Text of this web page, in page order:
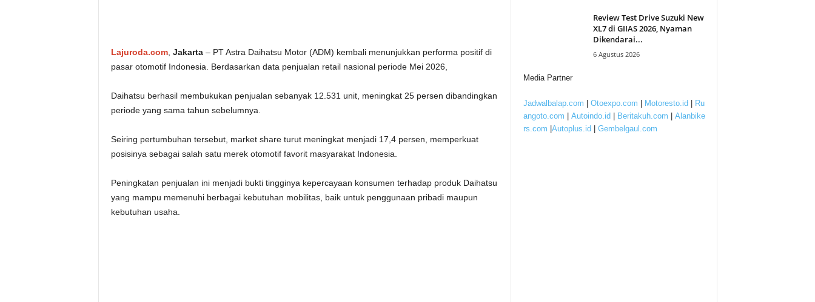
Lajuroda.com, Jakarta– PT Astra Daihatsu Motor (ADM) kembali menunjukkan performa positif di
pasar otomotif Indonesia. Berdasarkan data penjualan retail nasional periode Mei 2026,
Daihatsu berhasil membukukan penjualan sebanyak 12.531 unit, meningkat 25 persen dibandingkan
periode yang sama tahun sebelumnya.
Seiring pertumbuhan tersebut, market share turut meningkat menjadi 17,4 persen, memperkuat
posisinya sebagai salah satu merek otomotif favorit masyarakat Indonesia.
Peningkatan penjualan ini menjadi bukti tingginya kepercayaan konsumen terhadap produk Daihatsu
yang mampu memenuhi berbagai kebutuhan mobilitas, baik untuk penggunaan pribadi maupun
kebutuhan usaha.
Review Test Drive Suzuki New
XL7 di GIIAS 2026, Nyaman
Dikendarai...
6 Agustus 2026
Media Partner
Jadwalbalap.com Otoexpo.com Motoresto.id
Ru
angoto.com
Autoindo.id Beritakuh.com
Alanbike
rs.com Autoplus.id Gembelgaul.com